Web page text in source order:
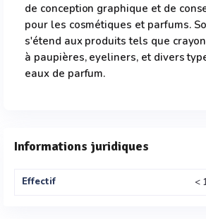
de conception graphique et de
pour les cosmétiques et parfums.
s'étend aux produits tels que
à paupières, eyeliners, et divers
eaux de parfum.
Informations juridiques
Effectif <